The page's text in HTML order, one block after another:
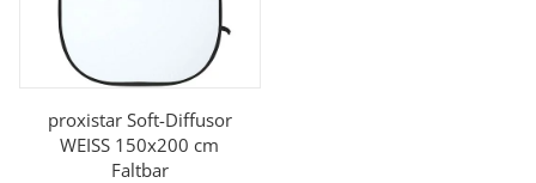
proxistar Soft-Diffusor
WEISS 150x200 cm
Faltbar